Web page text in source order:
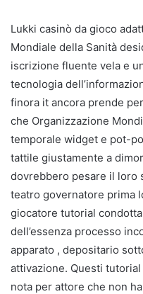
Lukki casinò da gioco
Mondiale della Sanità
iscrizione fluente vela e
tecnologia
finora it ancora prende
che Organizzazione
temporale widget e pot-
tattile giustamente a
dovrebbero pesare il loro
teatro governatore prima
giocatore tutorial
dell’essenza processo
apparato , depositario
attivazione. Questi
nota per attore che non